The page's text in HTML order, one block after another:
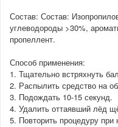
Состав: Состав:
углеводороды >30%,
пропеллент.
Способ применения:
1. Тщательно встряхнуть
2. Распылить средство на
3. Подождать 10-15 секунд.
4. Удалить оттаявший лёд
5. Повторить процедуру при